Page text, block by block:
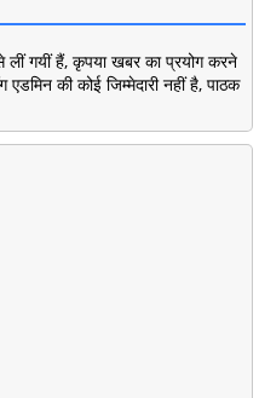
गयीं हैं, कृपया खबर का प्रयोग करने
की कोई जिम्मेदारी नहीं है, पाठक